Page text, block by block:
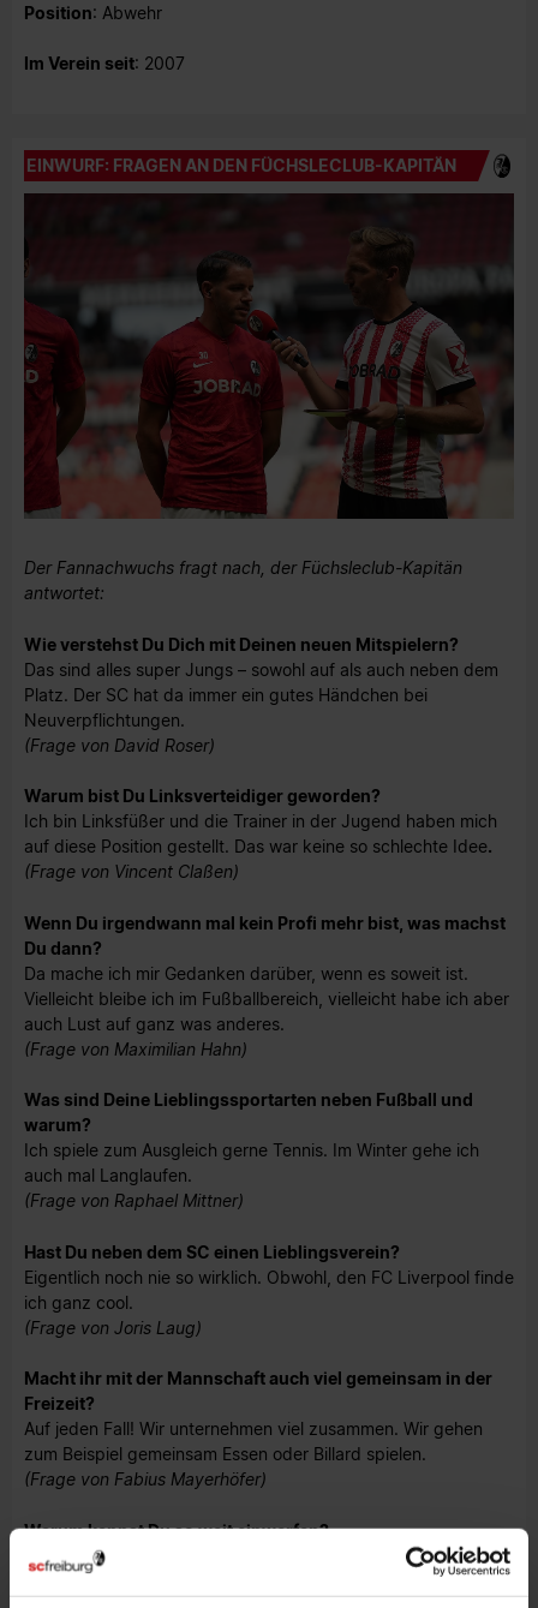
Position: Abwehr
Im Verein seit: 2007
EINWURF: FRAGEN AN DEN FÜCHSLECLUB-KAPITÄN
Der Fannachwuchs fragt nach, der Füchsleclub-Kapitän
antwortet:
Wie verstehst Du Dich mit Deinen neuen Mitspielern?
Das sind alles super Jungs – sowohl auf als auch neben dem
Platz. Der SC hat da immer ein gutes Händchen bei
Neuverpflichtungen.
(Frage von David Roser)
Warum bist Du Linksverteidiger geworden?
Ich bin Linksfüßer und die Trainer in der Jugend haben mich
auf diese Position gestellt. Das war keine so schlechte Idee.
(Frage von Vincent Claßen)
Wenn Du irgendwann mal kein Profi mehr bist, was machst
Du dann?
Da mache ich mir Gedanken darüber, wenn es soweit ist.
Vielleicht bleibe ich im Fußballbereich, vielleicht habe ich aber
auch Lust auf ganz was anderes.
(Frage von Maximilian Hahn)
Was sind Deine Lieblingssportarten neben Fußball und
warum?
Ich spiele zum Ausgleich gerne Tennis. Im Winter gehe ich
auch mal Langlaufen.
(Frage von Raphael Mittner)
Hast Du neben dem SC einen Lieblingsverein?
Eigentlich noch nie so wirklich. Obwohl, den FC Liverpool finde
ich ganz cool.
(Frage von Joris Laug)
Macht ihr mit der Mannschaft auch viel gemeinsam in der
Freizeit?
Auf jeden Fall! Wir unternehmen viel zusammen. Wir gehen
zum Beispiel gemeinsam Essen oder Billard spielen.
(Frage von Fabius Mayerhöfer)
Warum kannst Du so weit einwerfen?
Ich habe das noch nie speziell trainiert. Vincenzo Grifo wirft
auch richtig weit, wir haben aber noch nie ein Wettwerfen